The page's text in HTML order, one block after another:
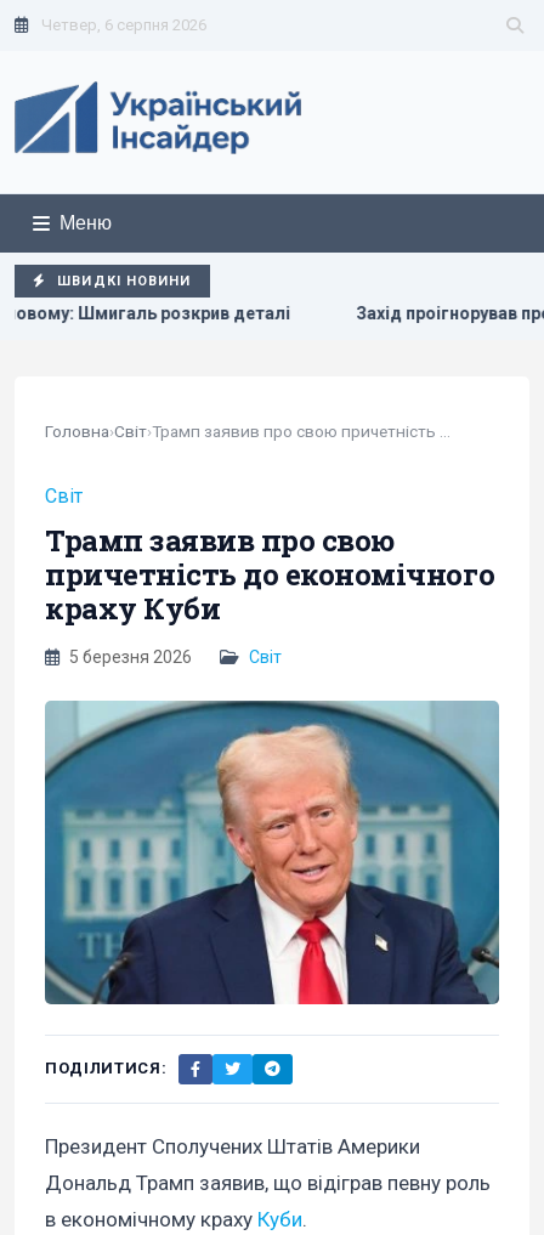
Четвер, 6 серпня 2026
Меню
ШВИДКІ НОВИНИ
деталі Захід проігнорував прохання Києва про
Головна›Світ›
Світ
Трамп заявив про свою
причетність до економічного
краху Куби
5 березня 2026 Світ
ПОДІЛИТИСЯ:
Президент Сполучених Штатів Америки
Дональд Трамп заявив, що відіграв певну роль
в економічному краху Куби.